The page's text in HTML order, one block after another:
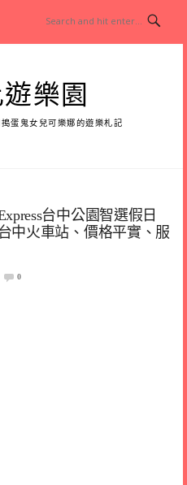
樂園
蛋鬼女兒可樂娜的遊樂札記
台中公園智選假日
中火車站、價格平實、服
0